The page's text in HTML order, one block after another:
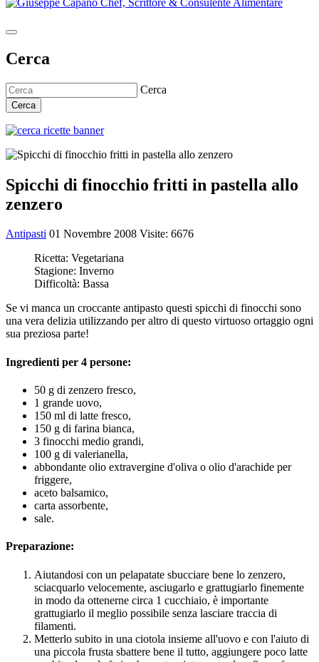
Cerca
Cerca
Cerca
Spicchi di finocchio fritti in pastella allo
zenzero
Antipasti 01 Novembre 2008 Visite: 6676
Ricetta: Vegetariana
Stagione: Inverno
Difficoltà: Bassa
Se vi manca un croccante antipasto questi spicchi di finocchi sono
una vera delizia utilizzando per altro di questo virtuoso ortaggio ogni
sua preziosa parte!
Ingredienti per 4 persone:
50 g di zenzero fresco,
1 grande uovo,
150 ml di latte fresco,
150 g di farina bianca,
3 finocchi medio grandi,
100 g di valerianella,
abbondante olio extravergine d'oliva o olio d'arachide per
friggere,
aceto balsamico,
carta assorbente,
sale.
Preparazione:
Aiutandosi con un pelapatate sbucciare bene lo zenzero,
sciacquarlo velocemente, asciugarlo e grattugiarlo finemente
in modo da ottenerne circa 1 cucchiaio, è importante
grattugiarlo il meglio possibile senza lasciare traccia di
filamenti.
Metterlo subito in una ciotola insieme all'uovo e con l'aiuto di
una piccola frusta sbattere bene il tutto, aggiungere poco latte